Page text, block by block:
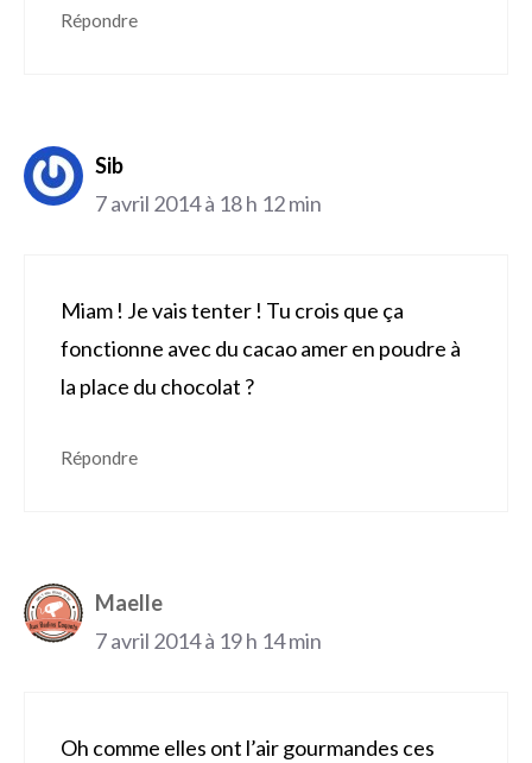
Répondre
Sib
7 avril 2014 à 18 h 12 min
Miam ! Je vais tenter ! Tu crois que ça
fonctionne avec du cacao amer en poudre à
la place du chocolat ?
Répondre
Maelle
7 avril 2014 à 19 h 14 min
Oh comme elles ont l’air gourmandes ces